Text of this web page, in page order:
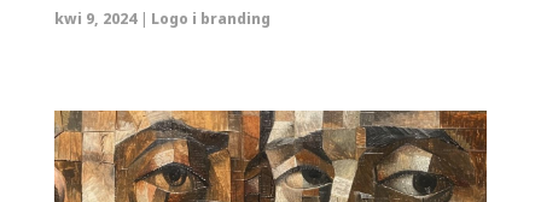
kwi 9, 2024| Logo i branding